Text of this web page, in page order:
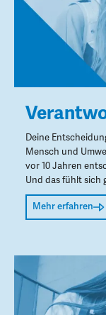
Deine
Mensch und
vor 10 Jahren
Und das fühlt sich
Mehr erfahren